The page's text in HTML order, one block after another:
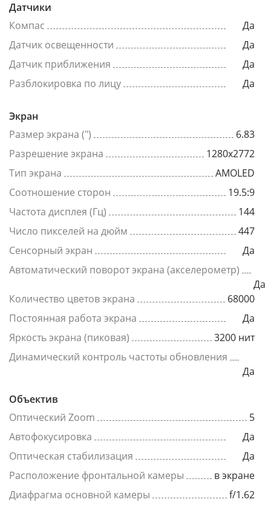
Датчики
Компас
Да
Датчик освещенности
Да
Датчик приближения
Да
Разблокировка по лицу
Да
Экран
Размер экрана (")
6.83
Разрешение экрана
1280x2772
Тип экрана
AMOLED
Соотношение сторон
19.5:9
Частота дисплея (Гц)
144
Число пикселей на дюйм
447
Сенсорный экран
Да
Автоматический поворот экрана (акселерометр)
Да
Количество цветов экрана
68000
Постоянная работа экрана
Да
Яркость экрана (пиковая)
3200 нит
Динамический контроль частоты обновления
Да
Объектив
Оптический Zoom
5
Автофокусировка
Да
Оптическая стабилизация
Да
Расположение фронтальной камеры
в экране
Диафрагма основной камеры
f/1.62